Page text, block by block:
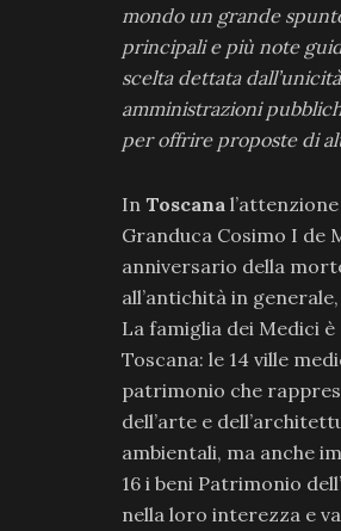
mondo un grande
principali e più note
scelta dettata
amministrazioni
per offrire proposte di
In Toscana
Granduca Cosimo I de
anniversario della
all’antichità in
La famiglia dei Medici
Toscana: le 14 ville
patrimonio che
dell’arte e
ambientali, ma anche
16 i beni Patrimonio
nella loro interezza e